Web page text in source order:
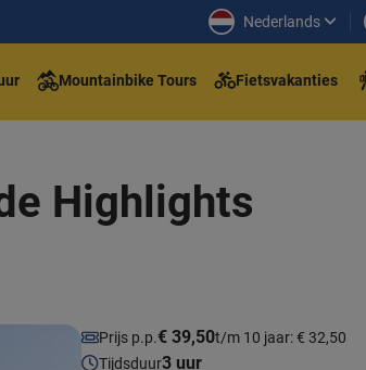
Nederlands
Mountainbike Tours Fietsvakanties
Highlights
Prijs p.p.€ 39,50t/m 10 jaar: € 32,50
Tijdsduur3 uur